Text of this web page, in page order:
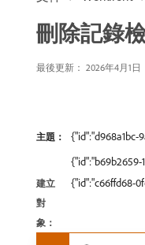
刪除記錄
最後更新： 2026年4月1日
主題： {"id":"d968a1bc-
建立
對
象：
{"id":"b69b2659-
{"id":"c66ffd68-